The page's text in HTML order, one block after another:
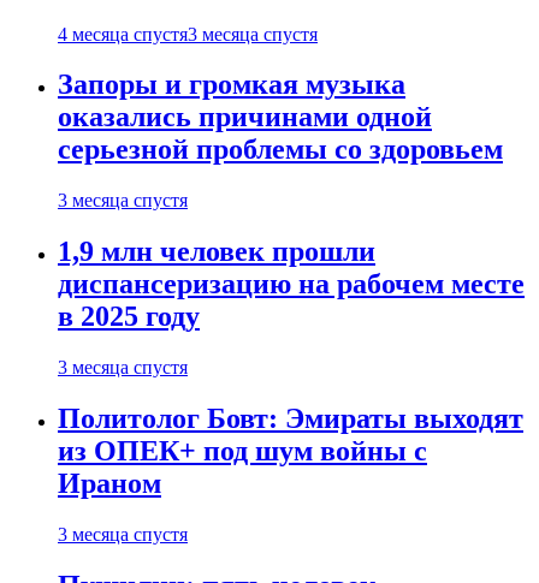
4 месяца спустя3 месяца спустя
Запоры и громкая музыка
оказались причинами одной
серьезной проблемы со здоровьем
3 месяца спустя
1,9 млн человек прошли
диспансеризацию на рабочем месте
в 2025 году
3 месяца спустя
Политолог Бовт: Эмираты выходят
из ОПЕК+ под шум войны с
Ираном
3 месяца спустя